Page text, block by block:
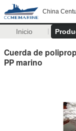
China
Inicio
Cuerda de
PP marino